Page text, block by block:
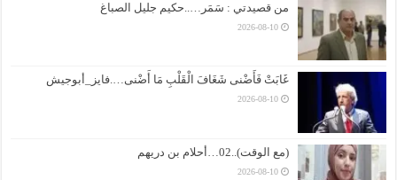
من قصيدتي : سَمَر…..حكيم جليل الصباغ
2026-08-10
غَابَتْ فَأَضْنى شَغَافَ الْقَلْبِ مَا أَضْنى….فايز_أبوجيش
2026-08-10
(مع الوقت)..02…أحلام بن دريهم
2026-08-10